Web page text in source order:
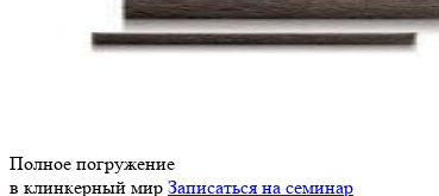
Полное погружение
в клинкерный мир Записаться на семинар